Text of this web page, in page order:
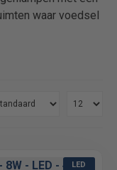
waar voedsel
LED